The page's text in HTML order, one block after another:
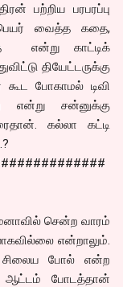
பற்றிய பரபரப்பு
பெயர் வைத்த கதை,
என்று காட்டிக்
தியேட்டருக்கு
போகாமல் டிவி
என்று சன்னுக்கு
கல்லா கட்டி
சென்ற வாரம்
என்றாலும்.
சிலைய போல் என்ற
ஆட்டம் போடத்தான்